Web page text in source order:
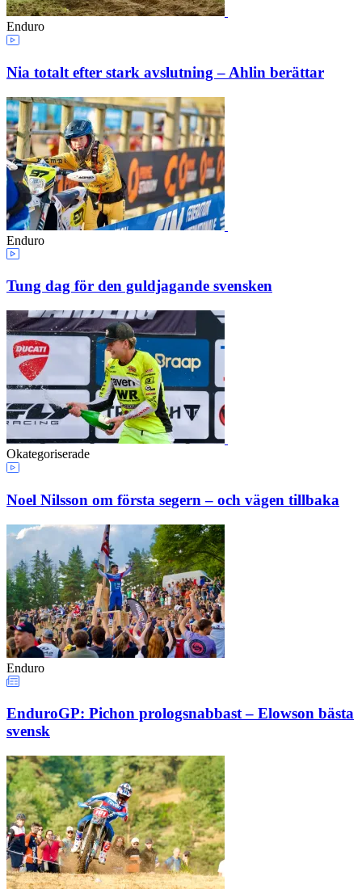
Enduro
Nia totalt efter stark avslutning – Ahlin berättar
Enduro
Tung dag för den guldjagande svensken
Okategoriserade
Noel Nilsson om första segern – och vägen tillbaka
Enduro
EnduroGP: Pichon prologsnabbast – Elowson bästa
svensk